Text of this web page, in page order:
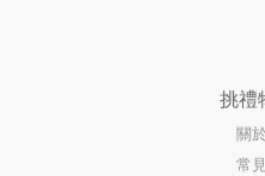
挑禮
關
常